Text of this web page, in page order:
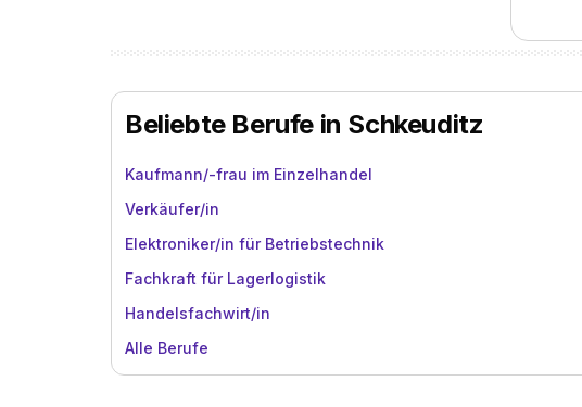
Beliebte Berufe in Schkeuditz
Kaufmann/-frau im Einzelhandel
Verkäufer/in
Elektroniker/in für Betriebstechnik
Fachkraft für Lagerlogistik
Handelsfachwirt/in
Alle Berufe